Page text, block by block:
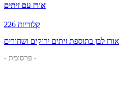
אורז עם זיתים
226 קלוריות
אורז לבן בתוספת זיתים ירוקים ושחורים
- פרסומת -